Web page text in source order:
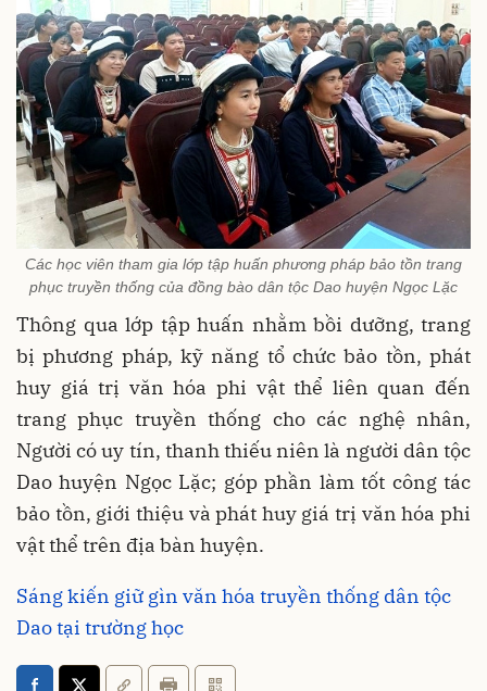
Các học viên tham gia lớp tập huấn phương pháp bảo tồn trang
phục truyền thống của đồng bào dân tộc Dao huyện Ngọc Lặc
Thông qua lớp tập huấn nhằm bồi dưỡng, trang
bị phương pháp, kỹ năng tổ chức bảo tồn, phát
huy giá trị văn hóa phi vật thể liên quan đến
trang phục truyền thống cho các nghệ nhân,
Người có uy tín, thanh thiếu niên là người dân tộc
Dao huyện Ngọc Lặc; góp phần làm tốt công tác
bảo tồn, giới thiệu và phát huy giá trị văn hóa phi
vật thể trên địa bàn huyện.
Sáng kiến giữ gìn văn hóa truyền thống dân tộc
Dao tại trường học